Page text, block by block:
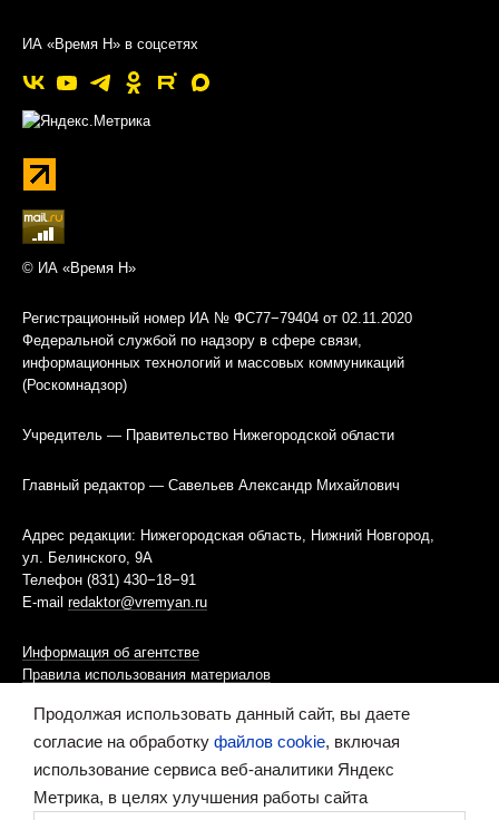
ИА «Время Н» в соцсетях
© ИА «Время Н»
Регистрационный номер ИА № ФС77−79404 от 02.11.2020
Федеральной службой по надзору в сфере связи,
информационных технологий и массовых коммуникаций
(Роскомнадзор)
Учредитель — Правительство Нижегородской области
Главный редактор — Савельев Александр Михайлович
Адрес редакции: Нижегородская область, Нижний Новгород,
ул. Белинского, 9А
Телефон (831) 430−18−91
E-mail redaktor@vremyan.ru
Информация об агентстве
Правила использования материалов
Информационная политика использования «cookies»-файлов
Ресурс содержит материалы 16+
Продолжая использовать данный сайт, вы даете
согласие на обработку файлов cookie, включая
использование сервиса веб-аналитики Яндекс
Метрика, в целях улучшения работы сайта